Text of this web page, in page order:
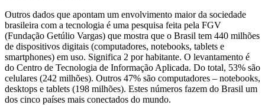
Outros dados que apontam um envolvimento maior da sociedade
brasileira com a tecnologia é uma pesquisa feita pela FGV
(Fundação Getúlio Vargas) que mostra que o Brasil tem 440 milhões
de dispositivos digitais (computadores, notebooks, tablets e
smartphones) em uso. Significa 2 por habitante. O levantamento é
do Centro de Tecnologia de Informação Aplicada. Do total, 53% são
celulares (242 milhões). Outros 47% são computadores – notebooks,
desktops e tablets (198 milhões). Estes números fazem do Brasil um
dos cinco países mais conectados do mundo.